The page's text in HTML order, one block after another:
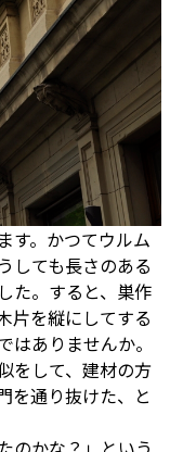
す。かつてウルム
しても長さのある
た。すると、巣作
片を縦にしてする
はありませんか。
をして、建材の方
を通り抜けた、と